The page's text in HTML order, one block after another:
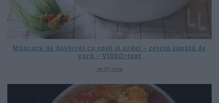
Mâncare de dovlecei cu roșii și ardei – rețetă simplă de
vară – VIDEO+text
28.07.2026